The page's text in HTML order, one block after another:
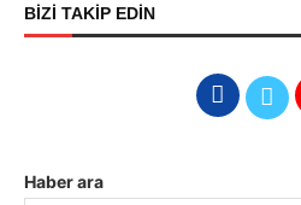
BİZİ TAKİP EDİN
Haber ara